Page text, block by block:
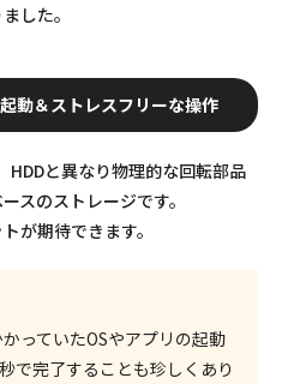
した。
動＆ストレスフリーな操作
HDDと異なり物理的な回転部品
スのストレージです。
が期待できます。
っていたOSやアプリの起動
で完了することも珍しくあり